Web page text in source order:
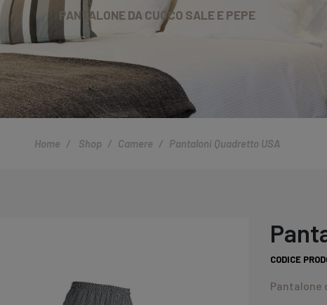
PANTALONE DA CUOCO SALE E PEPE
Home Shop Camere Pantaloni Quadretto USA
CODICE
Pantalone